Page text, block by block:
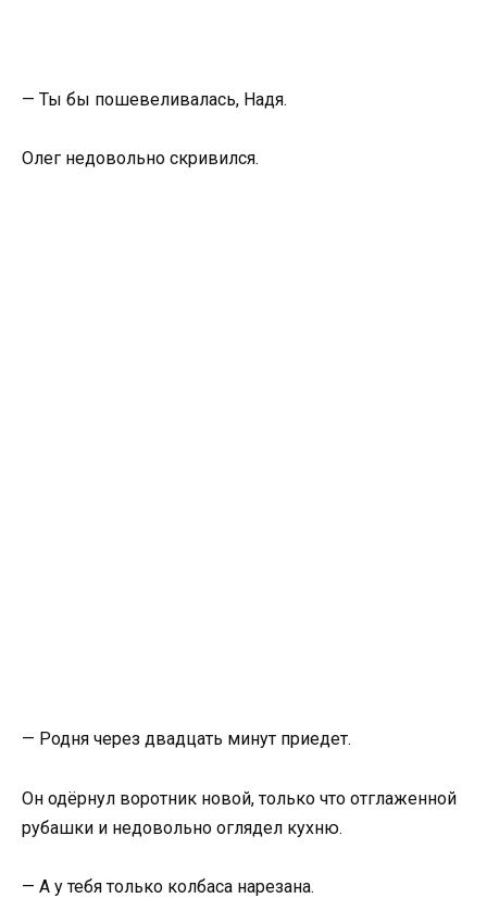
— Ты бы пошевеливалась, Надя.
Олег недовольно скривился.
— Родня через двадцать минут приедет.
Он одёрнул воротник новой, только что отглаженной
рубашки и недовольно оглядел кухню.
— А у тебя только колбаса нарезана.